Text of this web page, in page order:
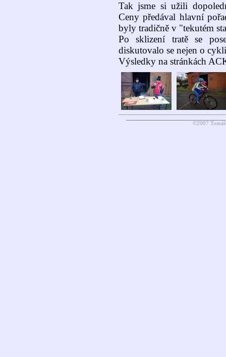
Tak jsme si užili
Ceny předával hlavní
byly tradičně v "tekutém
Po sklizení tratě se
diskutovalo se nejen o
Výsledky na stránkách
©2007